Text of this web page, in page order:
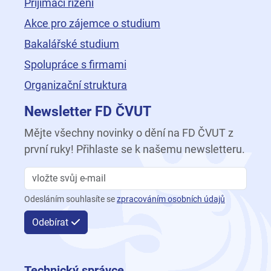
Přijímací řízení
Akce pro zájemce o studium
Bakalářské studium
Spolupráce s firmami
Organizační struktura
Newsletter FD ČVUT
Mějte všechny novinky o dění na FD ČVUT z
první ruky! Přihlaste se k našemu newsletteru.
Odesláním souhlasíte sezpracováním osobních údajů
Odebírat